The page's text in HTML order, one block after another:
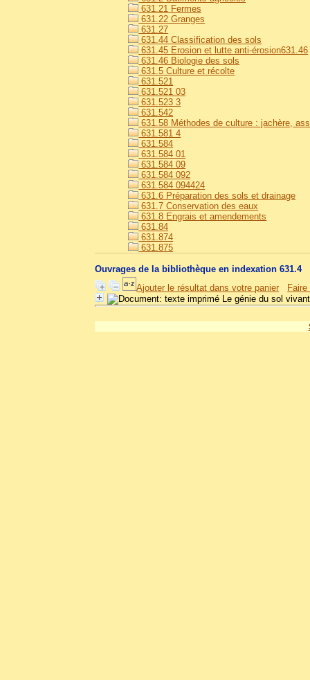
631.21 Fermes
631.22 Granges
631.27
631.44 Classification des sols
631.45 Erosion et lutte anti-érosion631.46
631.46 Biologie des sols
631.5 Culture et récolte
631.521
631.521 03
631.523 3
631.542
631.58 Méthodes de culture : jachère,
631.581 4
631.584
631.584 01
631.584 09
631.584 092
631.584 094424
631.6 Préparation des sols et drainage
631.7 Conservation des eaux
631.8 Engrais et amendements
631.84
631.874
631.875
Ouvrages de la bibliothèque en indexation 631.4
Ajouter le résultat dans votre panier
Le génie du sol vivant